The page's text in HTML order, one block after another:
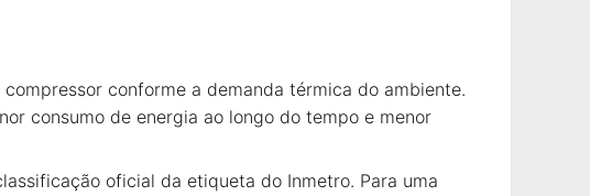
conforme a demanda térmica do ambiente.
consumo de energia ao longo do tempo e menor
oficial da etiqueta do Inmetro. Para uma